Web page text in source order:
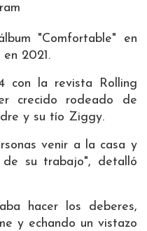
"Comfortable" en
2021.
con la revista Rolling
crecido rodeado de
y su tío Ziggy.
venir a la casa y
su trabajo", detalló
hacer los deberes,
y echando un vistazo